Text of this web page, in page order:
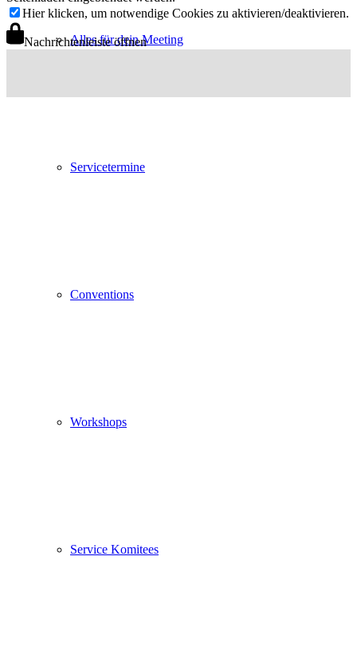
Alles für dein Meeting
Servicetermine
Conventions
Workshops
Service Komitees
Hier klicken, um notwendige Cookies zu aktivieren/deaktivieren.
Nachrichtenleiste öffnen